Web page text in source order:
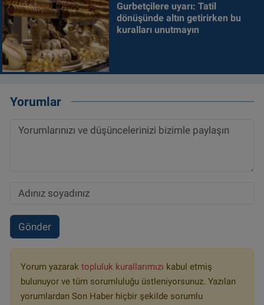
Gurbetçilere uyarı: Tatil
dönüşünde altın getirirken bu
kuralları unutmayın
Yorumlar
Gönder
Yorum yazarak topluluk kurallarımızı kabul etmiş
bulunuyor ve tüm sorumluluğu üstleniyorsunuz. Yazılan
yorumlardan Son Haber hiçbir şekilde sorumlu